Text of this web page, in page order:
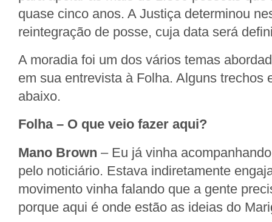
quase cinco anos. A Justiça determinou
reintegração de posse, cuja data será
A moradia foi um dos vários temas
em sua entrevista à Folha. Alguns trechos
abaixo.
Folha – O que veio fazer aqui?
Mano Brown – Eu já vinha
pelo noticiário. Estava indiretamente
movimento vinha falando que a gente
porque aqui é onde estão as ideias do